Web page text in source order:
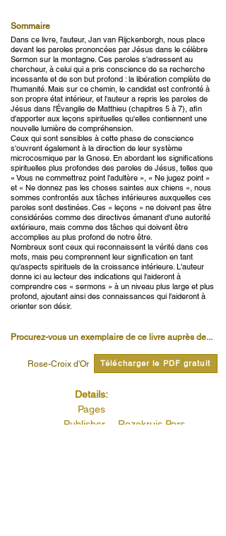
Sommaire
Dans ce livre, l'auteur, Jan van Rijckenborgh, nous place
devant les paroles prononcées par Jésus dans le célèbre
Sermon sur la montagne. Ces paroles s'adressent au
chercheur, à celui qui a pris conscience de sa recherche
incessante et de son but profond : la libération complète de
l'humanité. Mais sur ce chemin, le candidat est confronté à
son propre état intérieur, et l'auteur a repris les paroles de
Jésus dans l'Évangile de Matthieu (chapitres 5 à 7), afin
d'apporter aux leçons spirituelles qu'elles contiennent une
nouvelle lumière de compréhension.
Ceux qui sont sensibles à cette phase de conscience
s'ouvrent également à la direction de leur système
microcosmique par la Gnose. En abordant les significations
spirituelles plus profondes des paroles de Jésus, telles que
« Vous ne commettrez point l'adultère », « Ne jugez point »
et « Ne donnez pas les choses saintes aux chiens », nous
sommes confrontés aux tâches intérieures auxquelles ces
paroles sont destinées. Ces « leçons » ne doivent pas être
considérées comme des directives émanant d'une autorité
extérieure, mais comme des tâches qui doivent être
accomplies au plus profond de notre être.
Nombreux sont ceux qui reconnaissent la vérité dans ces
mots, mais peu comprennent leur signification en tant
qu'aspects spirituels de la croissance intérieure. L'auteur
donne ici au lecteur des indications qui l'aideront à
comprendre ces « sermons » à un niveau plus large et plus
profond, ajoutant ainsi des connaissances qui l'aideront à
orienter son désir.
Procurez-vous un exemplaire de ce livre auprès de...
Rose-Croix d'Or Télécharger le PDF gratuit
Details:
Pages
Publisher
Rozekruis Pers